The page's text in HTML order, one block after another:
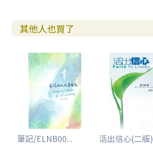
其他人也買了
筆記/ELNB00... 活出信心(二版)